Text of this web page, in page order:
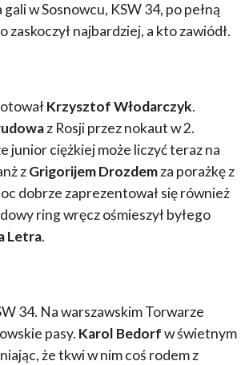
w Sosnowcu, KSW 34, po pełną
zaskoczył najbardziej, a kto zawiódł.
Krzysztof Włodarczyk.
z Rosji przez nokaut w 2.
junior ciężkiej może liczyć teraz na
zGrigorijem Drozdemza porażkę z
dobrze zaprezentował się również
ring wręcz ośmieszył byłego
Letra.
34. Na warszawskim Torwarze
pasy. Karol Bedorfw świetnym
że tkwi w nim coś rodem z